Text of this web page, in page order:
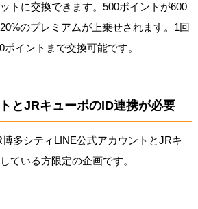
トに交換できます。500ポイントが600
のプレミアムが上乗せされます。1回
イントまで交換可能です。
とJRキューポのID連携が必要
多シティLINE公式アカウントとJRキ
ている方限定の企画です。